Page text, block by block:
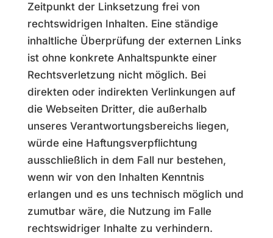
Zeitpunkt der Linksetzung frei von
rechtswidrigen Inhalten. Eine ständige
inhaltliche Überprüfung der externen Links
ist ohne konkrete Anhaltspunkte einer
Rechtsverletzung nicht möglich. Bei
direkten oder indirekten Verlinkungen auf
die Webseiten Dritter, die außerhalb
unseres Verantwortungsbereichs liegen,
würde eine Haftungsverpflichtung
ausschließlich in dem Fall nur bestehen,
wenn wir von den Inhalten Kenntnis
erlangen und es uns technisch möglich und
zumutbar wäre, die Nutzung im Falle
rechtswidriger Inhalte zu verhindern.